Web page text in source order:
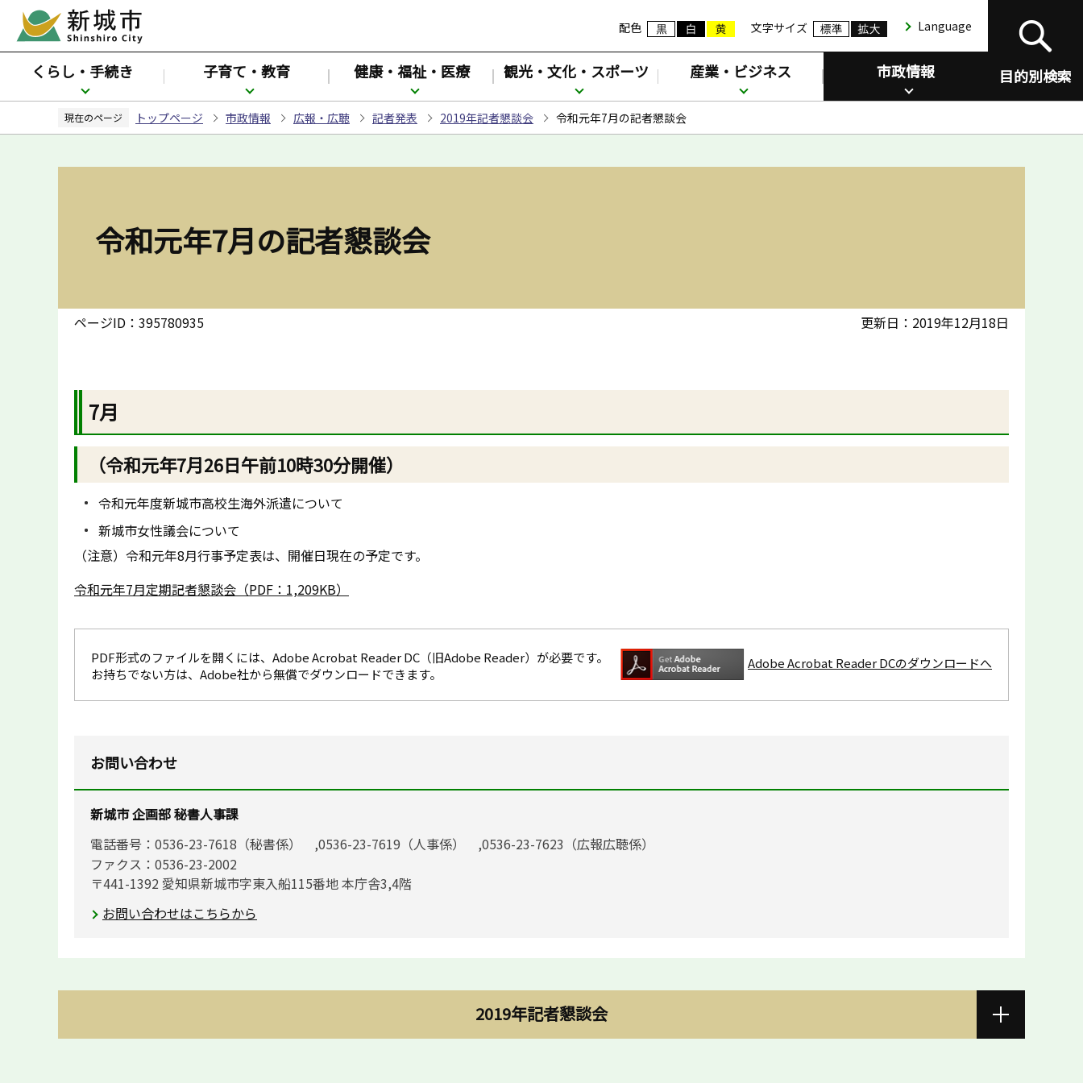
ペ
ジ
先
配色 文字サイズ Language
目的別検索
くらし・手続き 子育て・教育 健康・福祉・医療 観光・文化・スポーツ 産業・ビジネス 市政情報
現在のページ トップページ 市政情報 広報・広聴 記者発表 2019年記者懇談会 令和元年7月の記者懇談会
令和元年7月の記者懇談会
ページID：395780935 更新日：2019年12月18日
7月
（令和元年7月26日午前10時30分開催）
令和元年度新城市高校生海外派遣について
新城市女性議会について
（注意）令和元年8月行事予定表は、開催日現在の予定です。
令和元年7月定期記者懇談会（PDF：1,209KB）
PDF形式のファイルを開くには、Adobe Acrobat Reader DC（旧Adobe Reader）が必要です。
お持ちでない方は、Adobe社から無償でダウンロードできます。
Adobe Acrobat Reader DCのダウンロードへ
お問い合わせ
新城市 企画部 秘書人事課
電話番号：0536-23-7618（秘書係） ,0536-23-7619（人事係） ,0536-23-7623（広報広聴係）
ファクス：0536-23-2002
〒441-1392 愛知県新城市字東入船115番地 本庁舎3,4階
お問い合わせはこちらから
2019年記者懇談会